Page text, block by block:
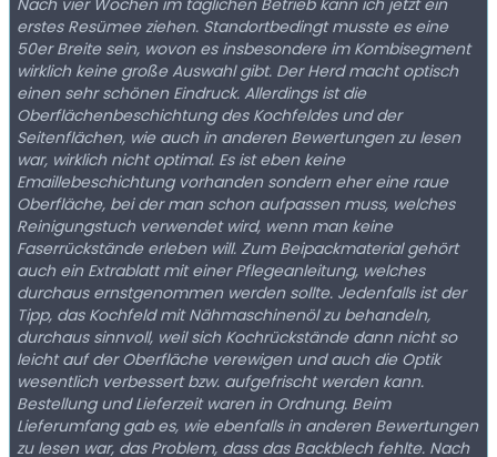
Nach vier Wochen im täglichen Betrieb kann ich jetzt ein
erstes Resümee ziehen. Standortbedingt musste es eine
50er Breite sein, wovon es insbesondere im Kombisegment
wirklich keine große Auswahl gibt. Der Herd macht optisch
einen sehr schönen Eindruck. Allerdings ist die
Oberflächenbeschichtung des Kochfeldes und der
Seitenflächen, wie auch in anderen Bewertungen zu lesen
war, wirklich nicht optimal. Es ist eben keine
Emaillebeschichtung vorhanden sondern eher eine raue
Oberfläche, bei der man schon aufpassen muss, welches
Reinigungstuch verwendet wird, wenn man keine
Faserrückstände erleben will. Zum Beipackmaterial gehört
auch ein Extrablatt mit einer Pflegeanleitung, welches
durchaus ernstgenommen werden sollte. Jedenfalls ist der
Tipp, das Kochfeld mit Nähmaschinenöl zu behandeln,
durchaus sinnvoll, weil sich Kochrückstände dann nicht so
leicht auf der Oberfläche verewigen und auch die Optik
wesentlich verbessert bzw. aufgefrischt werden kann.
Bestellung und Lieferzeit waren in Ordnung. Beim
Lieferumfang gab es, wie ebenfalls in anderen Bewertungen
zu lesen war, das Problem, dass das Backblech fehlte. Nach